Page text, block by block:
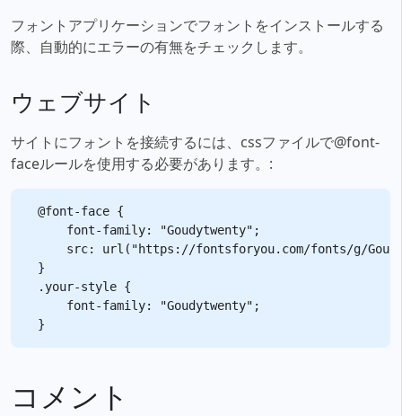
フォントアプリケーションでフォントをインストールする
際、自動的にエラーの有無をチェックします。
ウェブサイト
サイトにフォントを接続するには、cssファイルで@font-
faceルールを使用する必要があります。:
@font-face {
    font-family: "Goudytwenty";
src: url("https://fontsforyou.com/fonts/g/
}
.your-style {
    font-family: "Goudytwenty";
コメント